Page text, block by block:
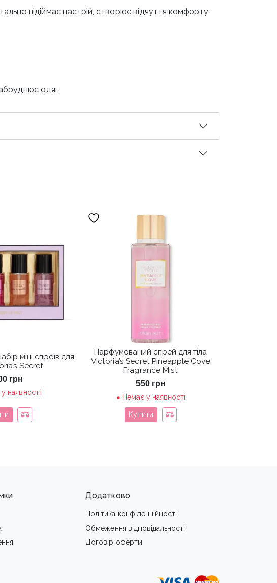
підіймає настрій, створює відчуття комфорту
одяг.
міні спреїв для
Secret
грн
наявності
Парфумований спрей для тіла
Victoria’s Secret Pineapple Cove
Fragrance Mist
550 грн
Немає у наявності
Купити
Додатково
Політика конфіденційності
Обмеження вiдповiдальностi
Договір оферти